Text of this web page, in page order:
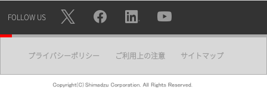
FOLLOW US
プライバシーポリシー ご利用上の注意 サイトマップ